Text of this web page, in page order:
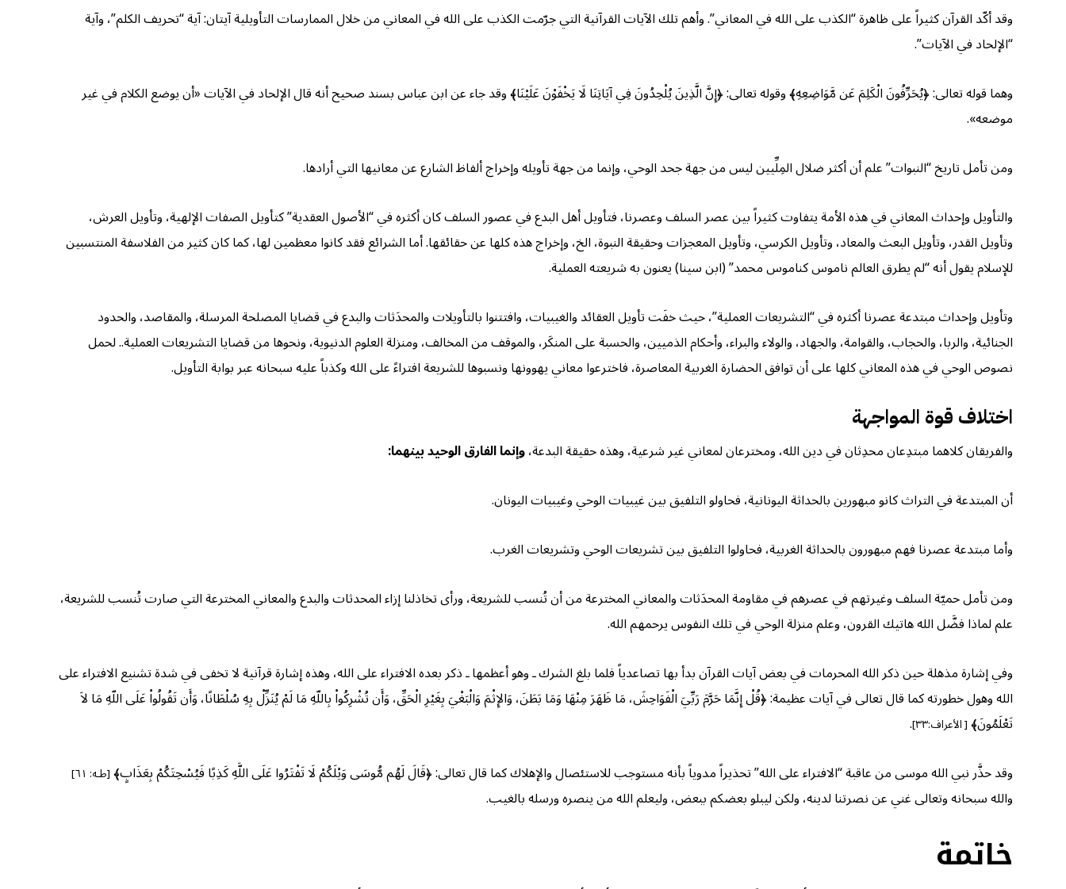
وقد أكّد القرآن كثيراً على ظاهرة “الكذب على الله في المعاني”. وأهم تلك الآيات القرآنية التي جرّمت الكذب على الله في المعاني من خلال الممارسات التأويلية آيتان: آية “تحريف الكلم”، وآية
“الإلحاد في الآيات”.
وهما قوله تعالى: ﴿يُحَرِّفُونَ الْكَلِمَ عَن مَّوَاضِعِهِ﴾ وقوله تعالى: ﴿إِنَّ الَّذِينَ يُلْحِدُونَ فِي آيَاتِنَا لَا يَخْفَوْنَ عَلَيْنَا﴾ وقد جاء عن ابن عباس بسند صحيح أنه قال الإلحاد في الآيات «أن يوضع الكلام في غير
موضعه».
ومن تأمل تاريخ “النبوات” علم أن أكثر ضلال المِلِّيين ليس من جهة جحد الوحي، وإنما من جهة تأويله وإخراج ألفاظ الشارع عن معانيها التي أرادها.
والتأويل وإحداث المعاني في هذه الأمة يتفاوت كثيراً بين عصر السلف وعصرنا، فتأويل أهل البدع في عصور السلف كان أكثره في “الأصول العقدية” كتأويل الصفات الإلهية، وتأويل العرش،
وتأويل القدر، وتأويل البعث والمعاد، وتأويل الكرسي، وتأويل المعجزات وحقيقة النبوة، الخ، وإخراج هذه كلها عن حقائقها. أما الشرائع فقد كانوا معظمين لها، كما كان كثير من الفلاسفة المنتسبين
للإسلام يقول أنه “لم يطرق العالم ناموس كناموس محمد” (ابن سينا) يعنون به شريعته العملية.
وتأويل وإحداث مبتدعة عصرنا أكثره في “التشريعات العملية”، حيث خفَت تأويل العقائد والغيبيات، وافتتنوا بالتأويلات والمحدَثات والبدع في قضايا المصلحة المرسلة، والمقاصد، والحدود
الجنائية، والربا، والحجاب، والقوامة، والجهاد، والولاء والبراء، وأحكام الذميين، والحسبة على المنكَر، والموقف من المخالف، ومنزلة العلوم الدنيوية، ونحوها من قضايا التشريعات العملية.. لحمل
نصوص الوحي في هذه المعاني كلها على أن توافق الحضارة الغربية المعاصرة، فاخترعوا معاني يهوونها ونسبوها للشريعة افتراءً على الله وكذباً عليه سبحانه عبر بوابة التأويل.
اختلاف قوة المواجهة
والفريقان كلاهما مبتدِعان محدِثان في دين الله، ومخترعان لمعاني غير شرعية، وهذه حقيقة البدعة،وإنما الفارق الوحيد بينهما:
أن المبتدعة في التراث كانو مبهورين بالحداثة اليونانية، فحاولو التلفيق بين غيبيات الوحي وغيبيات اليونان.
وأما مبتدعة عصرنا فهم مبهورون بالحداثة الغربية، فحاولوا التلفيق بين تشريعات الوحي وتشريعات الغرب.
ومن تأمل حميّة السلف وغيرتهم في عصرهم في مقاومة المحدَثات والمعاني المخترعة من أن تُنسب للشريعة، ورأى تخاذلنا إزاء المحدثات والبدع والمعاني المخترعة التي صارت تُنسب للشريعة،
علم لماذا فضَّل الله هاتيك القرون، وعلم منزلة الوحي في تلك النفوس يرحمهم الله.
وفي إشارة مذهلة حين ذكر الله المحرمات في بعض آيات القرآن بدأ بها تصاعدياً فلما بلغ الشرك ـ وهو أعظمها ـ ذكر بعده الافتراء على الله، وهذه إشارة قرآنية لا تخفى في شدة تشنيع الافتراء على
الله وهول خطورته كما قال تعالى في آيات عظيمة: ﴿قُلْ إِنَّمَا حَرَّمَ رَبِّيَ الْفَوَاحِشَ، مَا ظَهَرَ مِنْهَا وَمَا بَطَنَ، وَالإِثْمَ وَالْبَغْيَ بِغَيْرِ الْحَقِّ، وَأَن تُشْرِكُواْ بِاللّهِ مَا لَمْ يُنَزِّلْ بِهِ سُلْطَانًا، وَأَن تَقُولُواْ عَلَى اللّهِ مَا لاَ
تَعْلَمُونَ﴾[ الأعراف:٣٣]
.
وقد حذَّر نبي الله موسى من عاقبة “الافتراء على الله” تحذيراً مدوياً بأنه مستوجب للاستئصال والإهلاك كما قال تعالى: ﴿قَالَ لَهُم مُّوسَى وَيْلَكُمْ لَا تَفْتَرُوا عَلَى اللَّهِ كَذِبًا فَيُسْحِتَكُمْ بِعَذَابٍ﴾[طـه: ٦١]
والله سبحانه وتعالى غني عن نصرتنا لدينه، ولكن ليبلو بعضكم ببعض، وليعلم الله من ينصره ورسله بالغيب.
خاتمة